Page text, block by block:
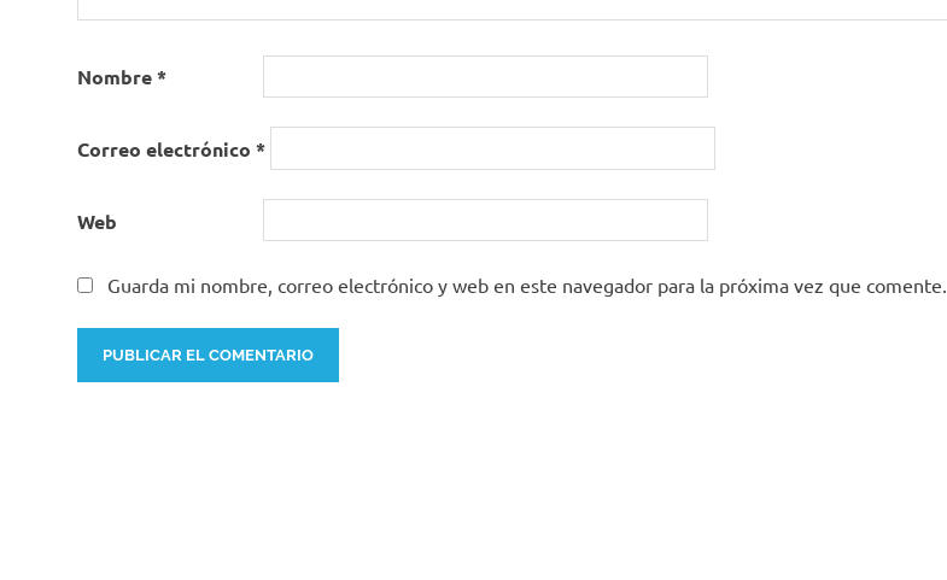
Nombre*
Correo electrónico *
Web
Guarda mi nombre, correo electrónico y web en este navegador para la próxima vez que comente.